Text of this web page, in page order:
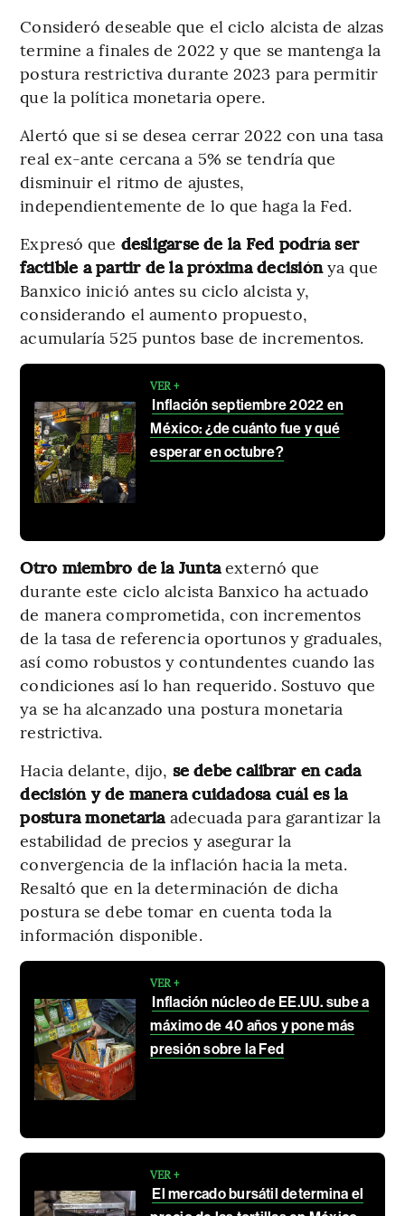
Consideró deseable que el ciclo alcista de alzas
termine a finales de 2022 y que se mantenga la
postura restrictiva durante 2023 para permitir
que la política monetaria opere.
Alertó que si se desea cerrar 2022 con una tasa
real ex-ante cercana a 5% se tendría que
disminuir el ritmo de ajustes,
independientemente de lo que haga la Fed.
Expresó que desligarse de la Fed podría ser
factible a partir de la próxima decisiónya que
Banxico inició antes su ciclo alcista y,
considerando el aumento propuesto,
acumularía 525 puntos base de incrementos.
VER +
Inflación septiembre 2022 en
México: ¿de cuánto fue y qué
esperar en octubre?
Otro miembro de la Juntaexternó que
durante este ciclo alcista Banxico ha actuado
de manera comprometida, con incrementos
de la tasa de referencia oportunos y graduales,
así como robustos y contundentes cuando las
condiciones así lo han requerido. Sostuvo que
ya se ha alcanzado una postura monetaria
restrictiva.
Hacia delante, dijo, se debe calibrar en cada
decisión y de manera cuidadosa cuál es la
postura monetariaadecuada para garantizar la
estabilidad de precios y asegurar la
convergencia de la inflación hacia la meta.
Resaltó que en la determinación de dicha
postura se debe tomar en cuenta toda la
información disponible.
VER +
Inflación núcleo de EE.UU. sube a
máximo de 40 años y pone más
presión sobre la Fed
VER +
El mercado bursátil determina el